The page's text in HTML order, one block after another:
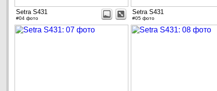
Setra S431
#04 фото
Setra S431
#05 фото